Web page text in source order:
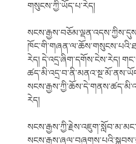
གསུངས་ཀྱི་ཡོད་པ་རེད།
རེད། དེ་འདྲ་ཞིག་དགོས་ངེས་རེད།
རེད།